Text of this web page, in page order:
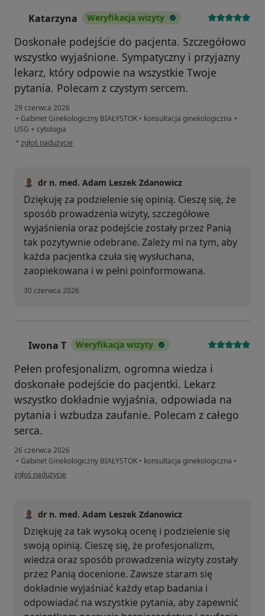
Katarzyna Weryfikacja wizyty
Doskonałe podejście do pacjenta. Szczegółowo
wszystko wyjaśnione. Sympatyczny i przyjazny
lekarz, który odpowie na wszystkie Twoje
pytania. Polecam z czystym sercem.
29 czerwca 2026
• Gabinet Ginekologiczny BIAŁYSTOK • konsultacja ginekologiczna +
USG + cytologia
• w opinii użytkownika Katarzyna
zgłoś nadużycie
dr n. med. Adam Leszek Zdanowicz
Dziękuję za podzielenie się opinią. Cieszę się, że
sposób prowadzenia wizyty, szczegółowe
wyjaśnienia oraz podejście zostały przez Panią
tak pozytywnie odebrane. Zależy mi na tym, aby
każda pacjentka czuła się wysłuchana,
zaopiekowana i w pełni poinformowana.
30 czerwca 2026
Iwona T Weryfikacja wizyty
Pełen profesjonalizm, ogromna wiedza i
doskonałe podejście do pacjentki. Lekarz
wszystko dokładnie wyjaśnia, odpowiada na
pytania i wzbudza zaufanie. Polecam z całego
serca.
26 czerwca 2026
• Gabinet Ginekologiczny BIAŁYSTOK • konsultacja ginekologiczna •
w opinii użytkownika Iwona T
zgłoś nadużycie
dr n. med. Adam Leszek Zdanowicz
Dziękuję za tak wysoką ocenę i podzielenie się
swoją opinią. Cieszę się, że profesjonalizm,
wiedza oraz sposób prowadzenia wizyty zostały
przez Panią docenione. Zawsze staram się
dokładnie wyjaśniać każdy etap badania i
odpowiadać na wszystkie pytania, aby zapewnić